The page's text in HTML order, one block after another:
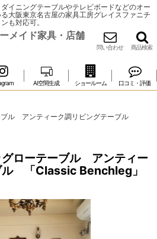
イニングテーブルやテレビボードなどのオー
大阪東京名古屋の家具工房グレイスファニチ
も対応可。
メイド家具・店舗
問い合わせ 商品検索
AI空間生成 ショールーム 口コミ・評価
ブル アンティーク調リビングテーブル
グローテーブル アンティー
ル 「Classic Benchleg」